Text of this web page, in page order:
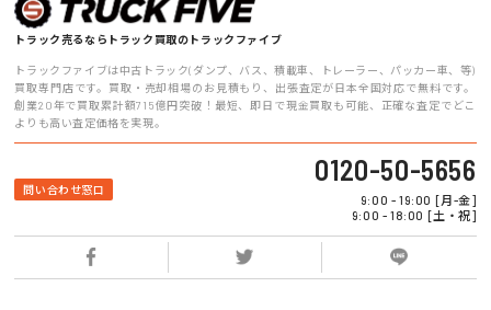
トラック売るならトラック買取のトラックファイブ
トラックファイブは中古トラック(ダンプ、バス、積載車、トレーラー、パッカー車、等)
買取専門店です。買取・売却相場のお見積もり、出張査定が日本全国対応で無料です。
創業20年で買取累計額715億円突破！最短、即日で現金買取も可能、正確な査定でどこ
よりも高い査定価格を実現。
問い合わせ窓口
0120-50-5656
9:00 - 19:00 [月-金]
9:00 - 18:00 [土・祝]